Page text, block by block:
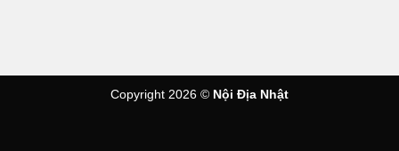
Copyright 2026 © Nội Địa Nhật